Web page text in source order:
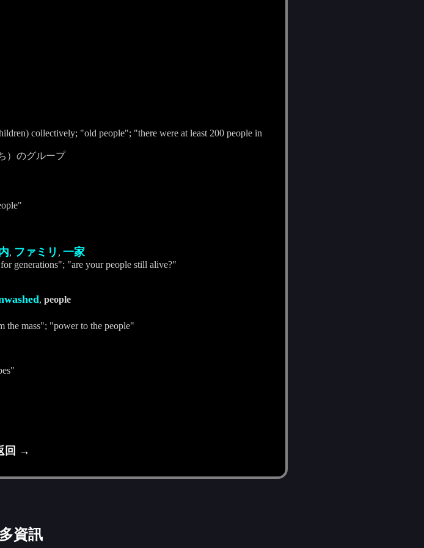
collectively; "old people"; "there were at least 200 people in
）のグループ
, ファミリ , 一家
generations"; "are your people still alive?"
, people
the mass"; "power to the people"
回 →
資訊